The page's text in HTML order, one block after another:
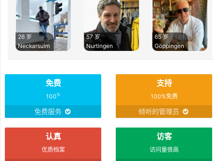
26 岁
Neckarsulm
57 岁
Nurtingen
65 岁
Göppingen
免费
100%
免费服务
支持
100%免费
倾听的管理员
认真
优质档案
访客
访问量很高